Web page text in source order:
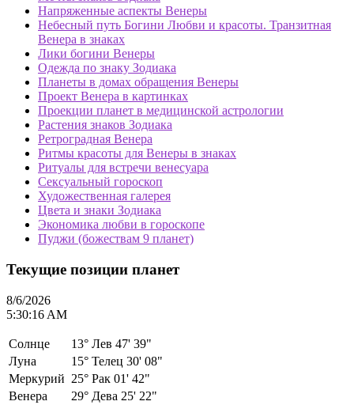
Напряженные аспекты Венеры
Небесный путь Богини Любви и красоты. Транзитная
Венера в знаках
Лики богини Венеры
Одежда по знаку Зодиака
Планеты в домах обращения Венеры
Проект Венера в картинках
Проекции планет в медицинской астрологии
Растения знаков Зодиака
Ретроградная Венера
Ритмы красоты для Венеры в знаках
Ритуалы для встречи венесуара
Сексуальный гороскоп
Художественная галерея
Цвета и знаки Зодиака
Экономика любви в гороскопе
Пуджи (божествам 9 планет)
Текущие позиции планет
8/6/2026
5:30:16 AM
Солнце 13° Лев 47' 39"
Луна
15° Телец 30' 08"
Меркурий 25° Рак 01' 42"
Венера
29° Дева 25' 22"